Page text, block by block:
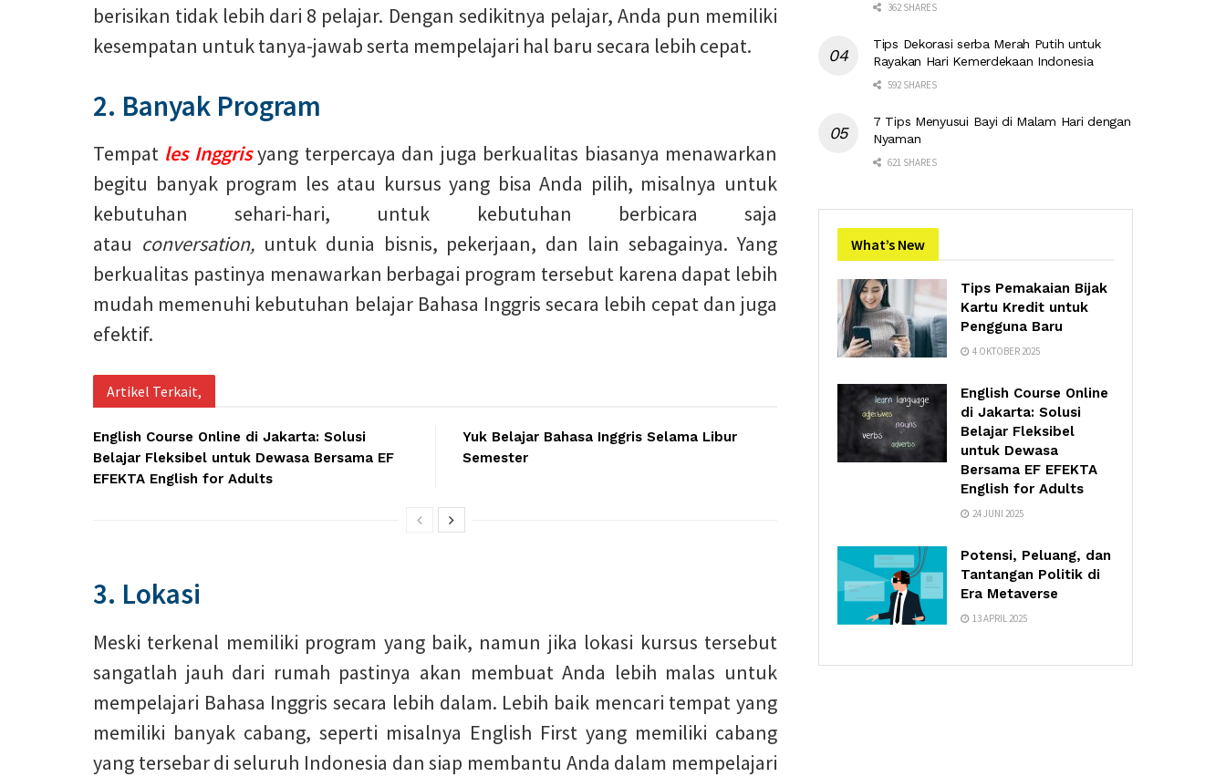
berisikan tidak lebih dari 8 pelajar. Dengan sedikitnya pelajar, Anda pun memiliki
kesempatan untuk tanya-jawab serta mempelajari hal baru secara lebih cepat.
2. Banyak Program
Tempat les Inggris yang terpercaya dan juga berkualitas biasanya menawarkan
begitu banyak program les atau kursus yang bisa Anda pilih, misalnya untuk
kebutuhan sehari-hari, untuk kebutuhan berbicara saja
atau conversation, untuk dunia bisnis, pekerjaan, dan lain sebagainya. Yang
berkualitas pastinya menawarkan berbagai program tersebut karena dapat lebih
mudah memenuhi kebutuhan belajar Bahasa Inggris secara lebih cepat dan juga
efektif.
Artikel Terkait,
English Course Online di Jakarta: Solusi
Belajar Fleksibel untuk Dewasa Bersama EF
EFEKTA English for Adults
Yuk Belajar Bahasa Inggris Selama Libur
Semester
3. Lokasi
Meski terkenal memiliki program yang baik, namun jika lokasi kursus tersebut
sangatlah jauh dari rumah pastinya akan membuat Anda lebih malas untuk
mempelajari Bahasa Inggris secara lebih dalam. Lebih baik mencari tempat yang
memiliki banyak cabang, seperti misalnya English First yang memiliki cabang
yang tersebar di seluruh Indonesia dan siap membantu Anda dalam mempelajari
362 SHARES
Tips Dekorasi serba Merah Putih untuk
Rayakan Hari Kemerdekaan Indonesia
592 SHARES
7 Tips Menyusui Bayi di Malam Hari dengan
Nyaman
621 SHARES
What’s New
Tips Pemakaian Bijak
Kartu Kredit untuk
Pengguna Baru
4 OKTOBER 2025
English Course Online
di Jakarta: Solusi
Belajar Fleksibel
untuk Dewasa
Bersama EF EFEKTA
English for Adults
24 JUNI 2025
Potensi, Peluang, dan
Tantangan Politik di
Era Metaverse
13 APRIL 2025